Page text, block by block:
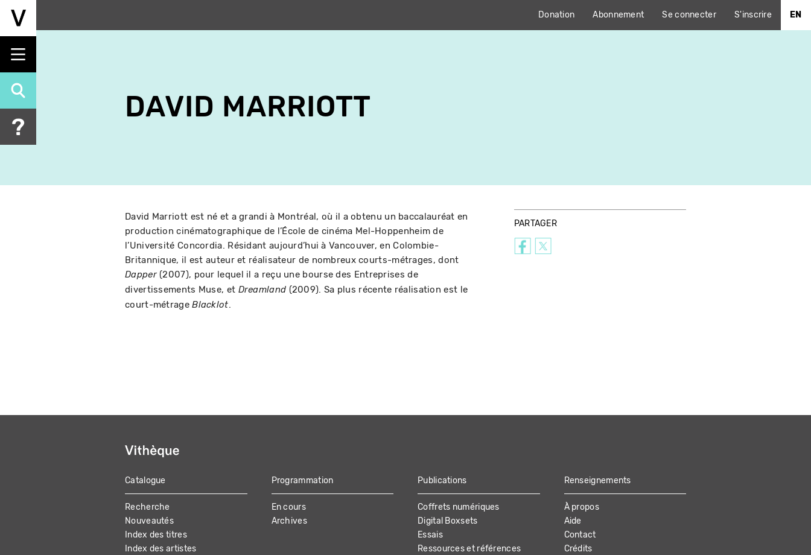
Aller
principal
Donation Abonnement Se connecter S'inscrire EN
DAVID MARRIOTT
David Marriott est né et a grandi à Montréal, où il a obtenu un baccalauréat en
production cinématographique de l’École de cinéma Mel-Hoppenheim de
l’Université Concordia. Résidant aujourd’hui à Vancouver, en Colombie-
Britannique, il est auteur et réalisateur de nombreux courts-métrages, dont
Dapper(2007), pour lequel il a reçu une bourse des Entreprises de
divertissements Muse, et Dreamland (2009). Sa plus récente réalisation est le
court-métrageBlacklot.
PARTAGER
MAIN
NAVIGATION
Catalogue
Recherche
Nouveautés
Index des titres
Index des artistes
Programmation
En cours
Archives
Publications
Coffrets numériques
Digital Boxsets
Essais
Ressources et références
Renseignements
À propos
Aide
Contact
Crédits